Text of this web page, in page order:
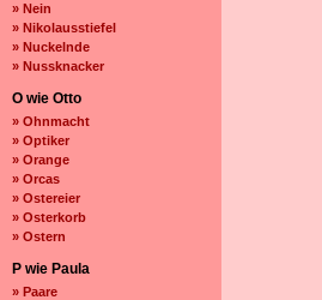
» Nein
» Nikolausstiefel
» Nuckelnde
» Nussknacker
O wie Otto
» Ohnmacht
» Optiker
» Orange
» Orcas
» Ostereier
» Osterkorb
» Ostern
P wie Paula
» Paare